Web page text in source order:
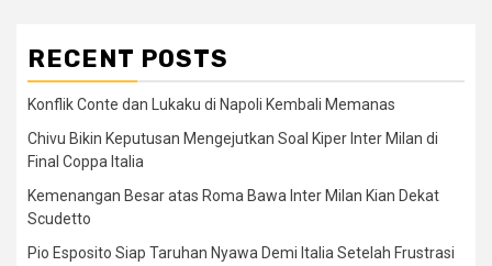
RECENT POSTS
Konflik Conte dan Lukaku di Napoli Kembali Memanas
Chivu Bikin Keputusan Mengejutkan Soal Kiper Inter Milan di
Final Coppa Italia
Kemenangan Besar atas Roma Bawa Inter Milan Kian Dekat
Scudetto
Pio Esposito Siap Taruhan Nyawa Demi Italia Setelah Frustrasi